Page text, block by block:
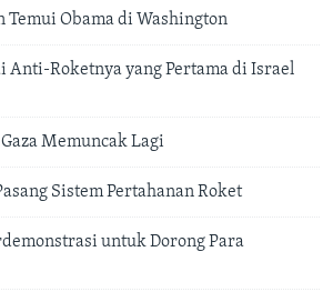
Temui Obama di Washington
Anti-Roketnya yang Pertama di Israel
Memuncak Lagi
Sistem Pertahanan Roket
untuk Dorong Para